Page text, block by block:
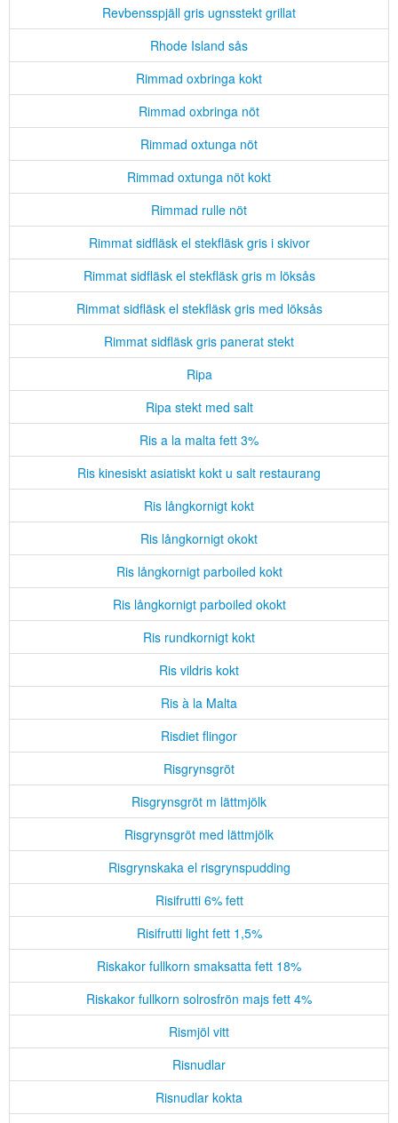
Revbensspjäll gris ugnsstekt grillat
Rhode Island sås
Rimmad oxbringa kokt
Rimmad oxbringa nöt
Rimmad oxtunga nöt
Rimmad oxtunga nöt kokt
Rimmad rulle nöt
Rimmat sidfläsk el stekfläsk gris i skivor
Rimmat sidfläsk el stekfläsk gris m löksås
Rimmat sidfläsk el stekfläsk gris med löksås
Rimmat sidfläsk gris panerat stekt
Ripa
Ripa stekt med salt
Ris a la malta fett 3%
Ris kinesiskt asiatiskt kokt u salt restaurang
Ris långkornigt kokt
Ris långkornigt okokt
Ris långkornigt parboiled kokt
Ris långkornigt parboiled okokt
Ris rundkornigt kokt
Ris vildris kokt
Ris à la Malta
Risdiet flingor
Risgrynsgröt
Risgrynsgröt m lättmjölk
Risgrynsgröt med lättmjölk
Risgrynskaka el risgrynspudding
Risifrutti 6% fett
Risifrutti light fett 1,5%
Riskakor fullkorn smaksatta fett 18%
Riskakor fullkorn solrosfrön majs fett 4%
Rismjöl vitt
Risnudlar
Risnudlar kokta